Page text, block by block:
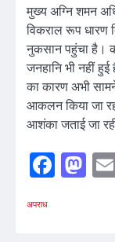
मुख्य अग्नि शमन
विकराल रूप
नुकसान पहुंचा है।
जनहानि भी नहीं
का कारण अभी
आकलन किया जा
आशंका जताई जा
अपराध